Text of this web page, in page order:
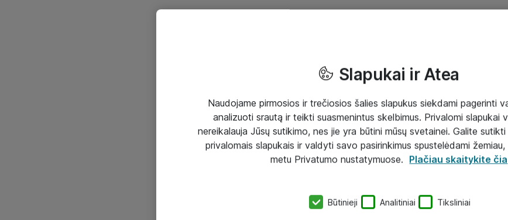
Slapukai ir Atea
Naudojame pirmosios ir trečiosios šalies slapukus siekdami pagerinti
analizuoti srautą ir teikti suasmenintus skelbimus. Privalomi slapukai
nereikalauja Jūsų sutikimo, nes jie yra būtini mūsų svetainei. Galite
privalomais slapukais ir valdyti savo pasirinkimus spustelėdami
metu Privatumo nustatymuose. Plačiau skaitykite čia
Būtinieji Analitiniai Tiksliniai